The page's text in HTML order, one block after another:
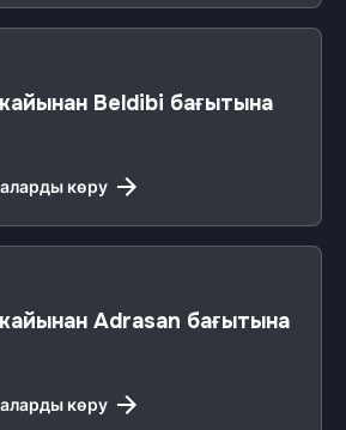
Beldibi бағытына
көру
Adrasan бағытына
көру